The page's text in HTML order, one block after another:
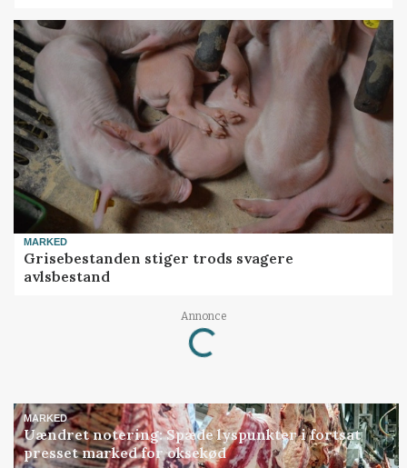
MARKED
Grisebestanden stiger trods svagere
avlsbestand
Annonce
Loading...
MARKED
Uændret notering: Spæde lyspunkter i fortsat
presset marked for oksekød